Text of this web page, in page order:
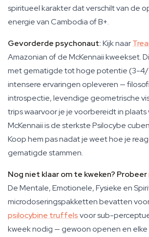
spiritueel karakter dat verschilt van de
energie van Cambodia of B+.
Gevorderde psychonaut:Kijk naar
Amazonian of de McKennaii kweekset.
met gematigde tot hoge potentie (3-
intensere ervaringen opleveren —
introspectie, levendige geometrische
trips waarvoor je je voorbereidt in plaats
McKennaii is de sterkste Psilocybe
Koop hem pas nadat je weet hoe je
gematigde stammen.
Nog niet klaar om te kweken? Probeer
De Mentale, Emotionele, Fysieke en
microdoseringspakketten bevatten
psilocybine truffelsvoor sub-
kweek nodig — gewoon openen en elke